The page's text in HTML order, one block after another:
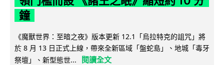
鐘
《魔獸世界：至暗之夜》版本更新 12.1「烏拉特克的詛咒」將
於 8 月 13 日正式上線，帶來全新區域「盤蛇島」、地城「毒牙
祭壇」、新型態世...
閱讀全文